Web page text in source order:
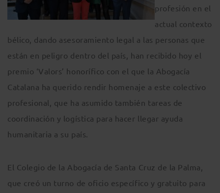
profesión en el
actual contexto
bélico, dando asesoramiento legal a las personas que
están en peligro dentro del país, han recibido hoy el
premio ‘Valors’ honorífico con el que la Abogacía
Catalana ha querido rendir homenaje a este colectivo
profesional, que ha asumido también tareas de
coordinación y logística para hacer llegar ayuda
humanitaria a su país.
El Colegio de la Abogacía de Santa Cruz de la Palma,
que creó un turno de oficio específico y gratuito para